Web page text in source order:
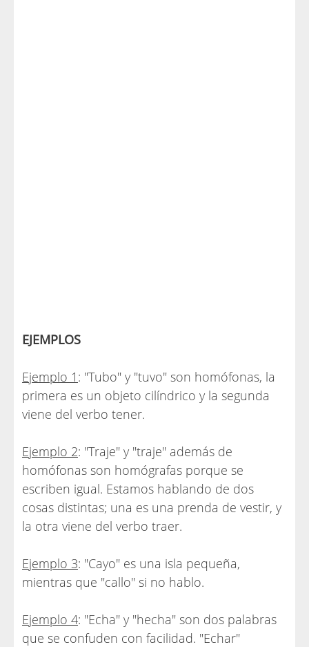
EJEMPLOS
Ejemplo 1 : "Tubo" y "tuvo" son homófonas, la
primera es un objeto cilíndrico y la segunda
viene del verbo tener.
Ejemplo 2: "Traje" y "traje" además de
homófonas son homógrafas porque se
escriben igual. Estamos hablando de dos
cosas distintas; una es una prenda de vestir, y
la otra viene del verbo traer.
Ejemplo 3: "Cayo" es una isla pequeña,
mientras que "callo" si no hablo.
Ejemplo 4: "Echa" y "hecha" son dos palabras
que se confuden con facilidad. "Echar"